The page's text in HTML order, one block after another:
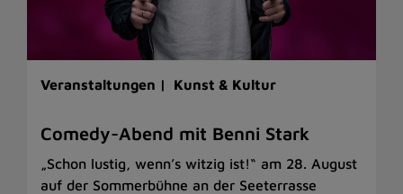
Veranstaltungen | Kunst & Kultur
Comedy-Abend mit Benni Stark
„Schon lustig, wenn’s witzig ist!“ am 28. August
auf der Sommerbühne an der Seeterrasse